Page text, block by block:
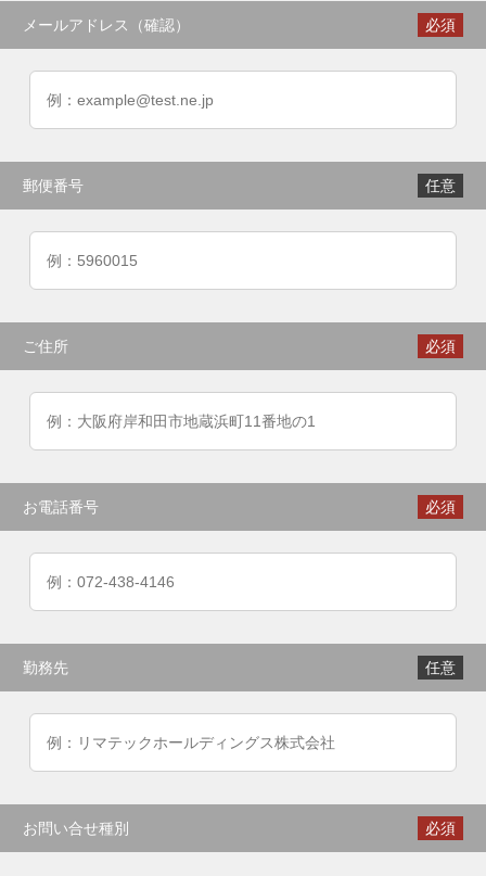
メールアドレス（確認） 必須
郵便番号 任意
ご住所 必須
お電話番号 必須
勤務先 任意
お問い合せ種別 必須